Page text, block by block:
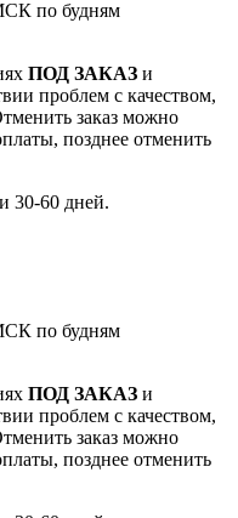
по будням
ПОД ЗАКАЗ и
проблем с качеством,
заказ можно
позднее отменить
30-60 дней.
по будням
ПОД ЗАКАЗ и
проблем с качеством,
заказ можно
позднее отменить